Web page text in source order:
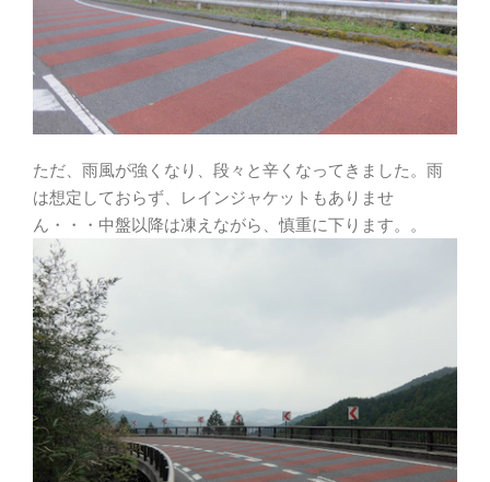
ただ、雨風が強くなり、段々と辛くなってきました。雨
は想定しておらず、レインジャケットもありませ
ん・・・中盤以降は凍えながら、慎重に下ります。。